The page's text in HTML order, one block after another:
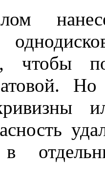
чтобы
в